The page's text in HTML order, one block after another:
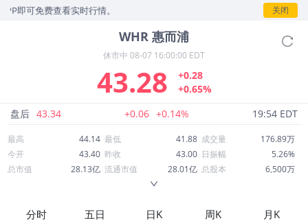
免费查看实时行情。 关闭
WHR 惠而浦
休市中 08-07 16:00:00 EDT
43.28
+0.28
+0.65%
盘后 43.34 +0.06 +0.14% 19:54 EDT
最高 44.14 最低 41.88 成交量
176.89万
今开
43.40 昨收 43.00 日振幅
5.26%
总市值
28.13亿 流通市值 28.01亿 总股本
6,500万
52周最高
96.57 市盈率
14.78
分时 五日 日K 周K 月K